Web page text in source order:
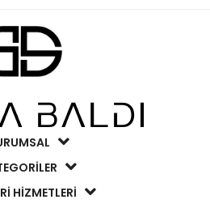
HİZMETLERİ